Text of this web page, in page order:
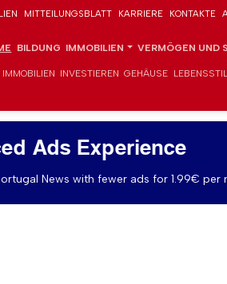
MITTEILUNGSBLATT KARRIERE KONTAKTE
BILDUNG IMMOBILIEN VERMÖGEN UND
IMMOBILIEN INVESTIEREN GEHÄUSE LEBENSSTIL
Ads Experience
News with fewer ads for 1.99€ per